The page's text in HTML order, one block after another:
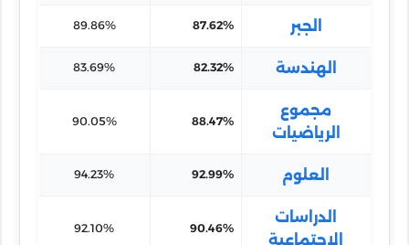
الجبر 87.62%
89.86%
الهندسة 82.32%
83.69%
مجموع
الرياضيات
88.47%
90.05%
العلوم 92.99%
94.23%
الدراسات
الاجتماعية
90.46%
92.10%